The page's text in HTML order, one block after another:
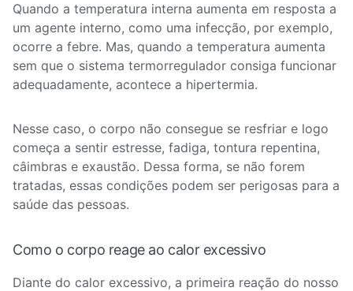
Quando a temperatura interna aumenta em resposta a
um agente interno, como uma infecção, por exemplo,
ocorre a febre. Mas, quando a temperatura aumenta
sem que o sistema termorregulador consiga funcionar
adequadamente, acontece a hipertermia.
Nesse caso, o corpo não consegue se resfriar e logo
começa a sentir estresse, fadiga, tontura repentina,
câimbras e exaustão. Dessa forma, se não forem
tratadas, essas condições podem ser perigosas para a
saúde das pessoas.
Como o corpo reage ao calor excessivo
Diante do calor excessivo, a primeira reação do nosso